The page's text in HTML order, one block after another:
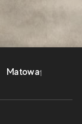
Matowa1